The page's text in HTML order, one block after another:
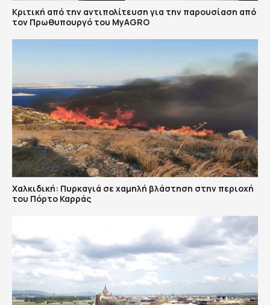
Κριτική από την αντιπολίτευση για την παρουσίαση από
τον Πρωθυπουργό του MyAGRO
Χαλκιδική: Πυρκαγιά σε χαμηλή βλάστηση στην περιοχή
του Πόρτο Καρράς